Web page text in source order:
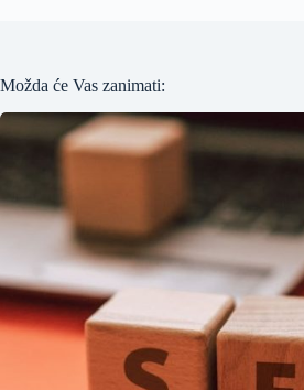
Možda će Vas zanimati: